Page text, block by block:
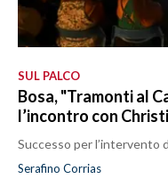
SUL PALCO
Bosa, "Tramonti al
l’incontro con
Successo per l’intervento
Serafino Corrias